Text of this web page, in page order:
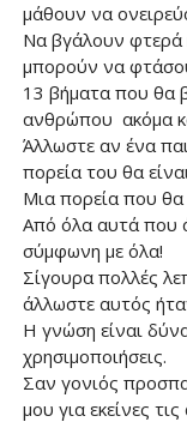
μάθουν να
Να βγάλουν φτερά
μπορούν να
13 βήματα που θα
ανθρώπου ακόμα
Άλλωστε αν ένα
πορεία του θα
Μια πορεία που θα
Από όλα αυτά που
σύμφωνη με όλα!
Σίγουρα πολλές
άλλωστε αυτός
Η γνώση είναι
χρησιμοποιήσεις.
Σαν γονιός
μου για εκείνες